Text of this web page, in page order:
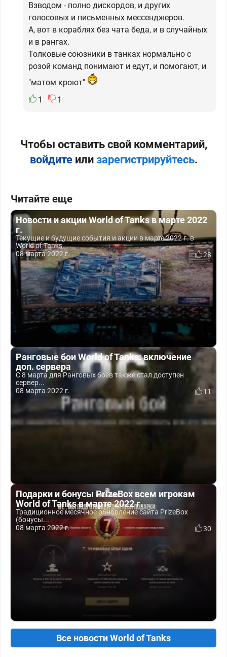
Взводом - полно дискордов, и других
голосовых и письменных мессенджеров.
А, вот в кораблях без чата беда, и в случайных
и в рангах.
Толковые союзники в танках нормально с
розой команд понимают и едут, и помогают, и
"матом кроют"
1
1
Чтобы оставить свой комментарий,
войдитеили зарегистрируйтесь.
Читайте еще
Новости и акции World of Tanks в марте 2022
г.
Текущие и будущие события и акции в марте 2022 г. в
World of Tanks.
08 марта 2022 г.
28
Ранговые бои World of Tanks: включение
доп. сервера
С 8 марта для Ранговых боёв также стал доступен
сервер...
08 марта 2022 г.
11
Подарки и бонусы PrizeBox всем игрокам
World of Tanks в марте 2022 г.
Традиционное месячное обновление сайта PrizeBox
(бонусы...
08 марта 2022 г.
30
Все новости World of Tanks